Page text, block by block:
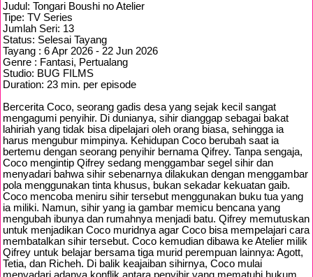
Judul: Tongari Boushi no Atelier
Tipe: TV Series
Jumlah Seri: 13
Status: Selesai Tayang
Tayang : 6 Apr 2026 - 22 Jun 2026
Genre : Fantasi, Pertualang
Studio: BUG FILMS
Duration: 23 min. per episode
Bercerita Coco, seorang gadis desa yang sejak kecil sangat
mengagumi penyihir. Di dunianya, sihir dianggap sebagai bakat
lahiriah yang tidak bisa dipelajari oleh orang biasa, sehingga ia
harus mengubur mimpinya. Kehidupan Coco berubah saat ia
bertemu dengan seorang penyihir bernama Qifrey. Tanpa sengaja,
Coco mengintip Qifrey sedang menggambar segel sihir dan
menyadari bahwa sihir sebenarnya dilakukan dengan menggambar
pola menggunakan tinta khusus, bukan sekadar kekuatan gaib.
Coco mencoba meniru sihir tersebut menggunakan buku tua yang
ia miliki. Namun, sihir yang ia gambar memicu bencana yang
mengubah ibunya dan rumahnya menjadi batu. Qifrey memutuskan
untuk menjadikan Coco muridnya agar Coco bisa mempelajari cara
membatalkan sihir tersebut. Coco kemudian dibawa ke Atelier milik
Qifrey untuk belajar bersama tiga murid perempuan lainnya: Agott,
Tetia, dan Richeh. Di balik keajaiban sihirnya, Coco mulai